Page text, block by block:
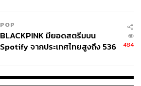
POP
BLACKPINK มียอดสตรีมบน
Spotify จากประเทศไทยสูงถึง 536
484